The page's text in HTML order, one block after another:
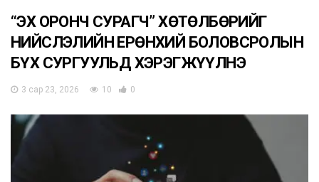
“ЭХ ОРОНЧ СУРАГЧ” ХӨТӨЛБӨРИЙГ
НИЙСЛЭЛИЙН ЕРӨНХИЙ БОЛОВСРОЛЫН
БҮХ СУРГУУЛЬД ХЭРЭГЖҮҮЛНЭ
3 сар 23, 2026 10 0